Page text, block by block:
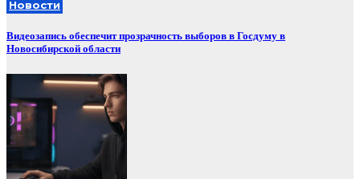
Новости
Видеозапись обеспечит прозрачность выборов в Госдуму в
Новосибирской области